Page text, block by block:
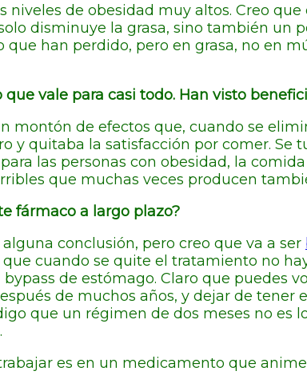
de obesidad muy altos. Creo
disminuye la grasa, sino también un
han perdido, pero en grasa, no en
vale para casi todo. Han visto
montón de efectos que, cuando se
y quitaba la satisfacción por comer.
las personas con obesidad, la
que muchas veces producen
fármaco a largo plazo?
conclusión, pero creo que va a ser
cuando se quite el tratamiento no
de estómago. Claro que puedes
de muchos años, y dejar de tener
que un régimen de dos meses no es
es en un medicamento que